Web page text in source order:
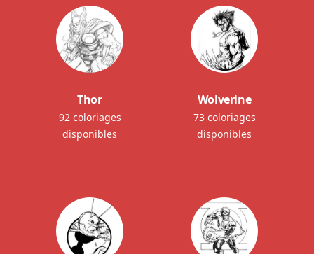
Thor
92 coloriages
disponibles
Wolverine
73 coloriages
disponibles